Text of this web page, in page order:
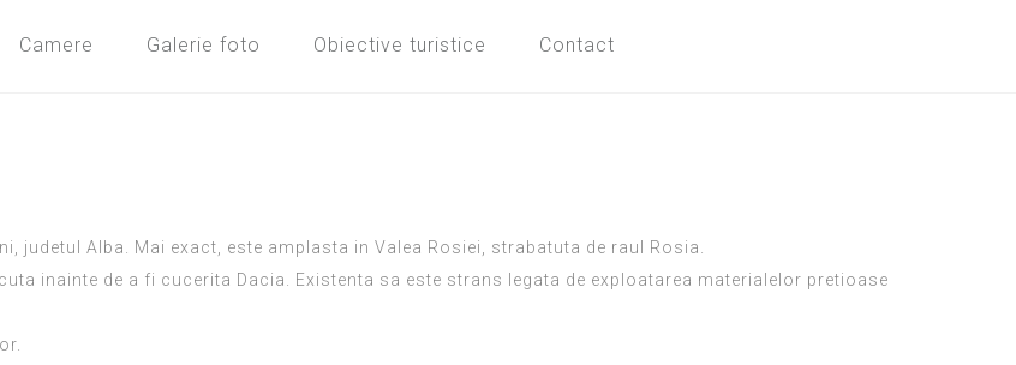
Camere Galerie foto Obiective turistice Contact
judetul Alba. Mai exact, este amplasta in Valea Rosiei, strabatuta de raul Rosia.
inainte de a fi cucerita Dacia. Existenta sa este strans legata de exploatarea materialelor pretioase